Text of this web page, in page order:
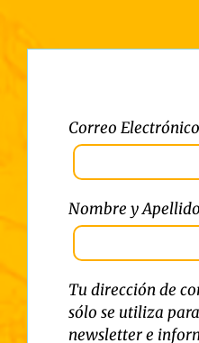
Correo
Nombre y
Tu dirección de
sólo se utiliza
newsletter e